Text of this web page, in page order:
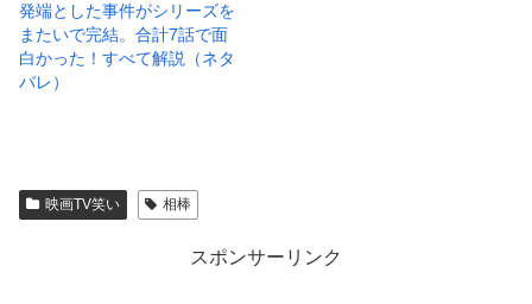
発端とした事件がシリーズを
またいで完結。合計7話で面
白かった！すべて解説（ネタ
バレ）
映画TV笑い 相棒
スポンサーリンク